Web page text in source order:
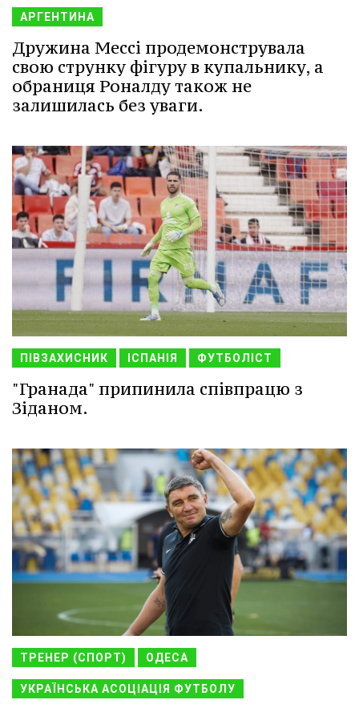
АРГЕНТИНА
Дружина Мессі продемонструвала
свою струнку фігуру в купальнику, а
обраниця Роналду також не
залишилась без уваги.
ПІВЗАХИСНИК ІСПАНІЯ ФУТБОЛІСТ
"Гранада" припинила співпрацю з
Зіданом.
ТРЕНЕР (СПОРТ) ОДЕСА
УКРАЇНСЬКА АСОЦІАЦІЯ ФУТБОЛУ